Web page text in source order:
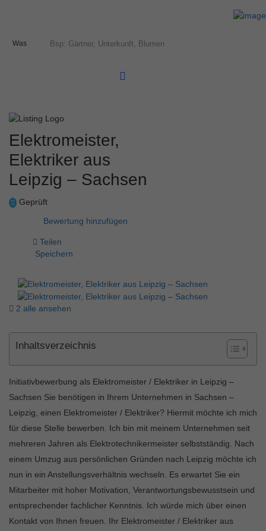
Was
Elektromeister,
Elektriker aus
Leipzig – Sachsen
Geprüft
Bewertung hinzufügen
Teilen
Speichern
2 alle ansehen
Inhaltsverzeichnis
Initiativbewerbung als Elektromeister / Elektriker in Leipzig –
Sachsen Sie benötigen in Ihrem Unternehmen in Sachsen –
Leipzig, einen Elektromeister / Elektriker? Hiermit möchte ich mich
für diese Stelle bewerben. Ich bin mit meinem Unternehmen seit
mehreren Jahren als Elektrotechnikermeister selbstständig. Nach
einem Umzug aus persönlichen Gründen nach Leipzig möchte ich
nun in ein Anstellungsverhältnis wechseln. Es erwartet Sie ein
Mitarbeiter mit hoher Motivation, Verantwortungsbewusstsein und
entsprechender fachlicher Kenntnis. Ich würde mich über einen
Kontakt von Ihnen freuen. Ihr Elektromeister / Elektriker aus